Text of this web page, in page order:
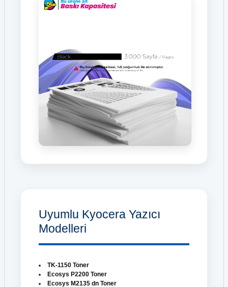
Uyumlu Kyocera Yazıcı
Modelleri
TK-1150 Toner
Ecosys P2200 Toner
Ecosys M2135 dn Toner